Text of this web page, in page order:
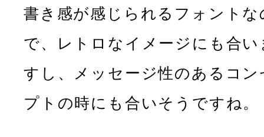
書き感が感じられるフォントな
で、レトロなイメージにも合い
すし、メッセージ性のあるコン
プトの時にも合いそうですね。